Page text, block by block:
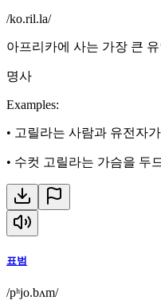
/ko.ril.la/
아프리카에 사는 가장 큰 유
명사
Examples:
• 고릴라는 사람과 유전자
• 수컷 고릴라는 가슴을 두
표범
/pʰjo.bʌm/